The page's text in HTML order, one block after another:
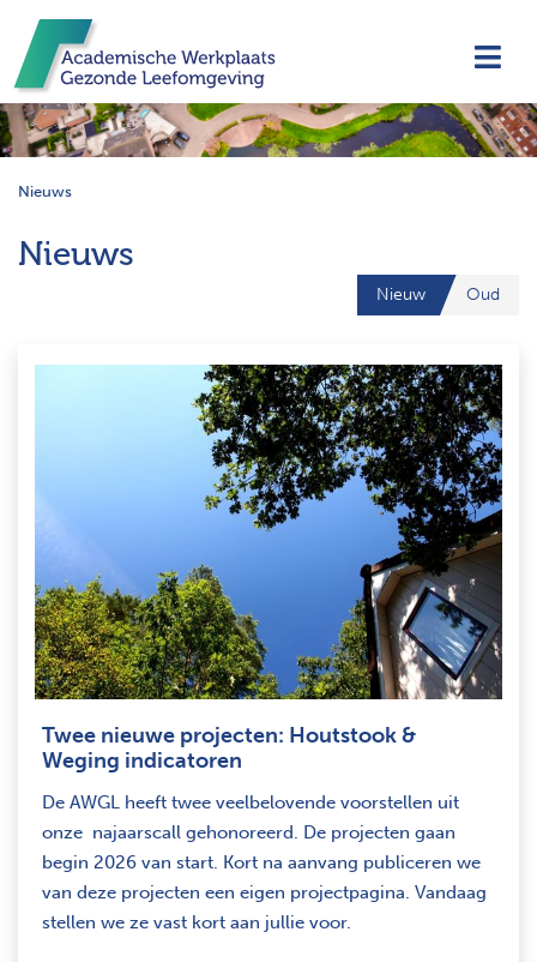
Nieuws
Nieuws
Nieuw Oud
Twee nieuwe projecten: Houtstook &
Weging indicatoren
De AWGL heeft twee veelbelovende voorstellen uit
onze najaarscall gehonoreerd. De projecten gaan
begin 2026 van start. Kort na aanvang publiceren we
van deze projecten een eigen projectpagina. Vandaag
stellen we ze vast kort aan jullie voor.